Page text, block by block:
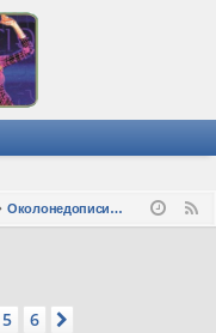
Околонедописишности
5 6